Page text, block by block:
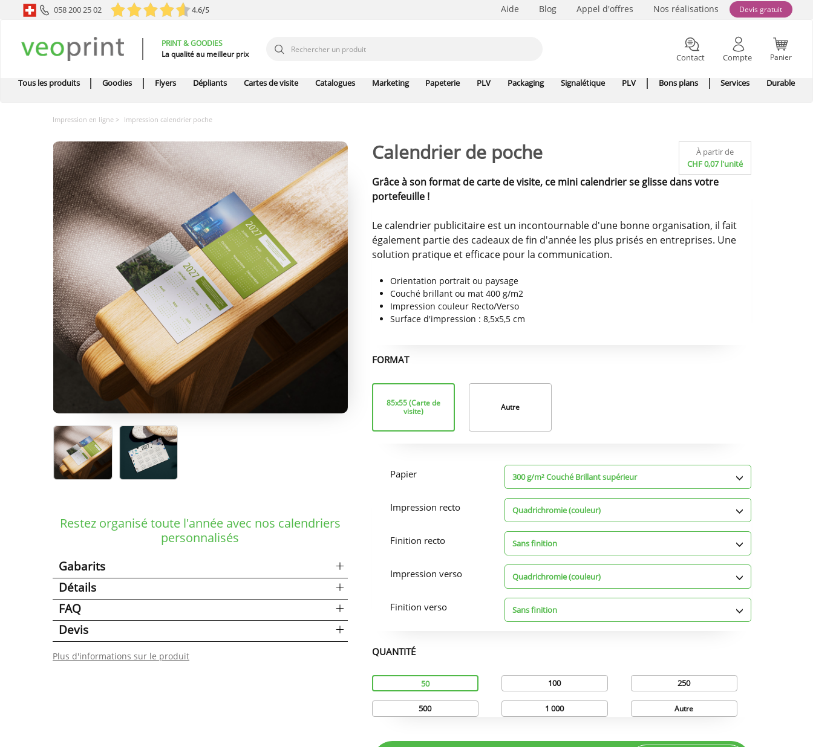
058 200 25 02 4.6/5 Aide Blog Appel d'offres Nos réalisations Devis gratuit
PRINT & GOODIES
La qualité au meilleur prix
Contact Compte Panier
Tous les produits Goodies Flyers Dépliants Cartes de visite Catalogues Marketing Papeterie PLV Packaging Signalétique PLV Bons plans Services Durable
Impression en ligne Impression calendrier poche
Calendrier de poche
À partir de
CHF 0,07 l'unité
Grâce à son format de carte de visite, ce mini calendrier se glisse dans votre
portefeuille !
Le calendrier publicitaire est un incontournable d'une bonne organisation, il fait
également partie des cadeaux de fin d'année les plus prisés en entreprises. Une
solution pratique et efficace pour la communication.
Orientation portrait ou paysage
Couché brillant ou mat 400 g/m2
Impression couleur Recto/Verso
Surface d'impression : 8,5x5,5 cm
Format
FORMAT
85x55 (Carte de
visite)
Autre
d'impression
Papier 300 g/m² Couché Brillant supérieur
Impression recto Quadrichromie (couleur)
Finition recto Sans finition
Impression verso Quadrichromie (couleur)
Finition verso Sans finition
Quantité
QUANTITÉ
50 100 250
500 1 000 Autre
Restez organisé toute l'année avec nos calendriers
personnalisés
Gabarits
Détails
FAQ
Devis
Plus d'informations sur le produit